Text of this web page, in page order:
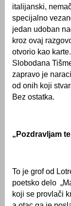
italijanski,
specijalno
jedan udoban
kroz ovaj
otvorio kao
Slobodana
zapravo je
od onih koji
Bez ostatka.
„Pozdravljam
To je grof od
poetsko delo
koji se provlači